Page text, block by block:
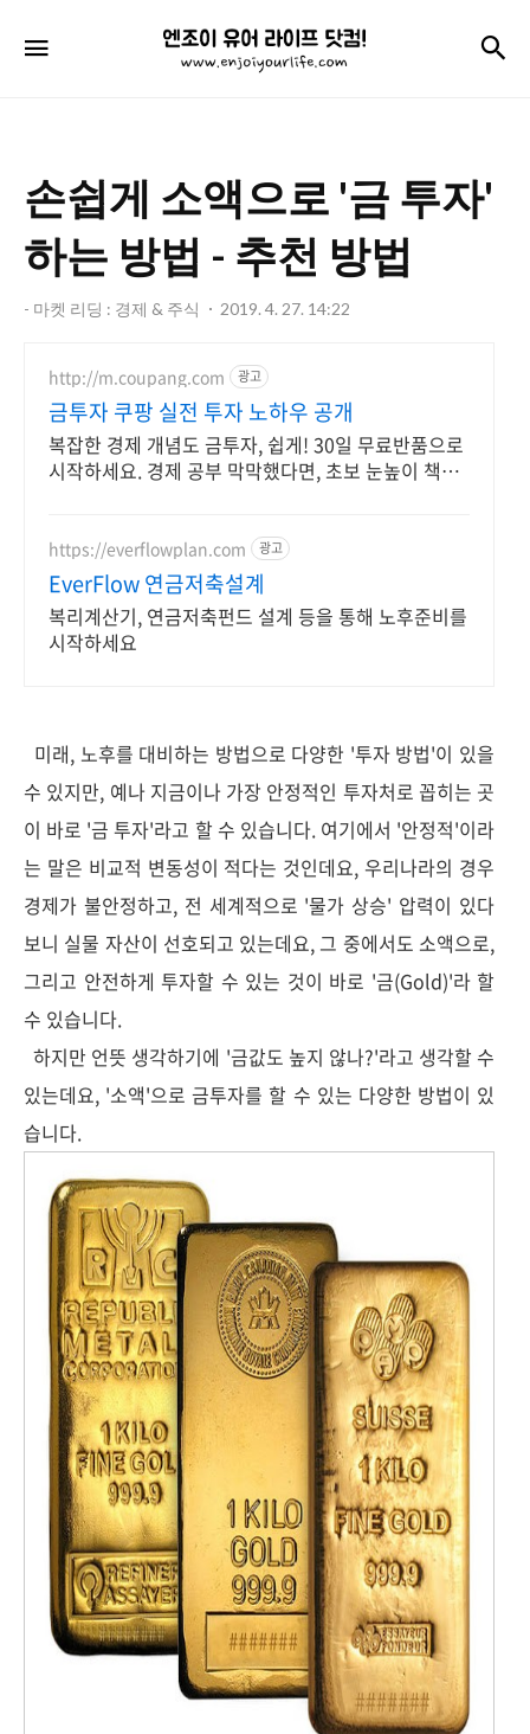
엔
조
어
라
이
프
닷
컴!
손쉽게 소액으로 '금 투자'
하는 방법 - 추천 방법
- 마켓 리딩 : 경제 & 주식 2019. 4. 27. 14:22
http://m.coupang.com 광고
금투자 쿠팡 실전 투자 노하우 공개
복잡한 경제 개념도 금투자, 쉽게! 30일 무료반품으로
시작하세요. 경제 공부 막막했다면, 초보 눈높이 책으
https://everflowplan.com 광고
EverFlow 연금저축설계
복리계산기, 연금저축펀드 설계 등을 통해 노후준비를
시작하세요
미래, 노후를 대비하는 방법으로 다양한 '투자 방법'이 있을
수 있지만, 예나 지금이나 가장 안정적인 투자처로 꼽히는 곳
이 바로 '금 투자'라고 할 수 있습니다. 여기에서 '안정적'이라
는 말은 비교적 변동성이 적다는 것인데요, 우리나라의 경우
경제가 불안정하고, 전 세계적으로 '물가 상승' 압력이 있다
보니 실물 자산이 선호되고 있는데요, 그 중에서도 소액으로,
그리고 안전하게 투자할 수 있는 것이 바로 '금(Gold)'라 할
수 있습니다.
하지만 언뜻 생각하기에 '금값도 높지 않나?'라고 생각할 수
있는데요, '소액'으로 금투자를 할 수 있는 다양한 방법이 있
습니다.